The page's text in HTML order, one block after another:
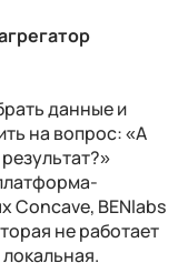
данные и
на вопрос: «А
Concave, BENlabs
не работает